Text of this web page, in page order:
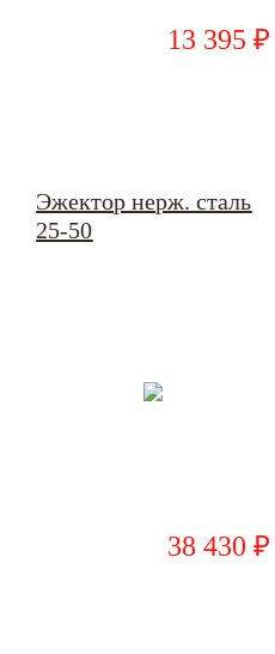
13 395 ₽
Эжектор нерж. сталь
25-50
38 430 ₽